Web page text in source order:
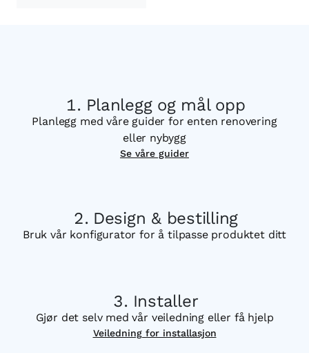
Planlegg og mål opp
Planlegg med våre guider for enten renovering
eller nybygg
Se våre guider
Design & bestilling
Bruk vår konfigurator for å tilpasse produktet ditt
Installer
Gjør det selv med vår veiledning eller få hjelp
Veiledning for installasjon